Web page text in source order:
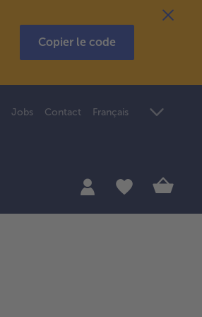
Copier le code
Jobs Contact Français